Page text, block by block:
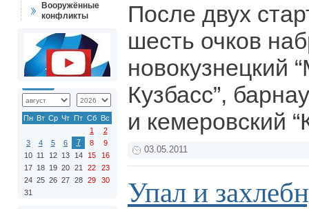
Вооружённые
конфликты
Пн Вт Ср Чт Пт Сб Вс
1
2
3
4 5 6 7 8
9
10 11 12 13 14 15
16
17 18 19 20 21 22
23
24 25 26 27 28 29
30
31
После двух
шесть очков
новокузнецкий
Кузбасс”,
и кемеровский
03.05.2011
Упал и